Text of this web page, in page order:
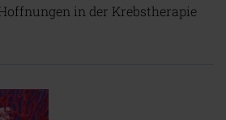
in der Krebstherapie